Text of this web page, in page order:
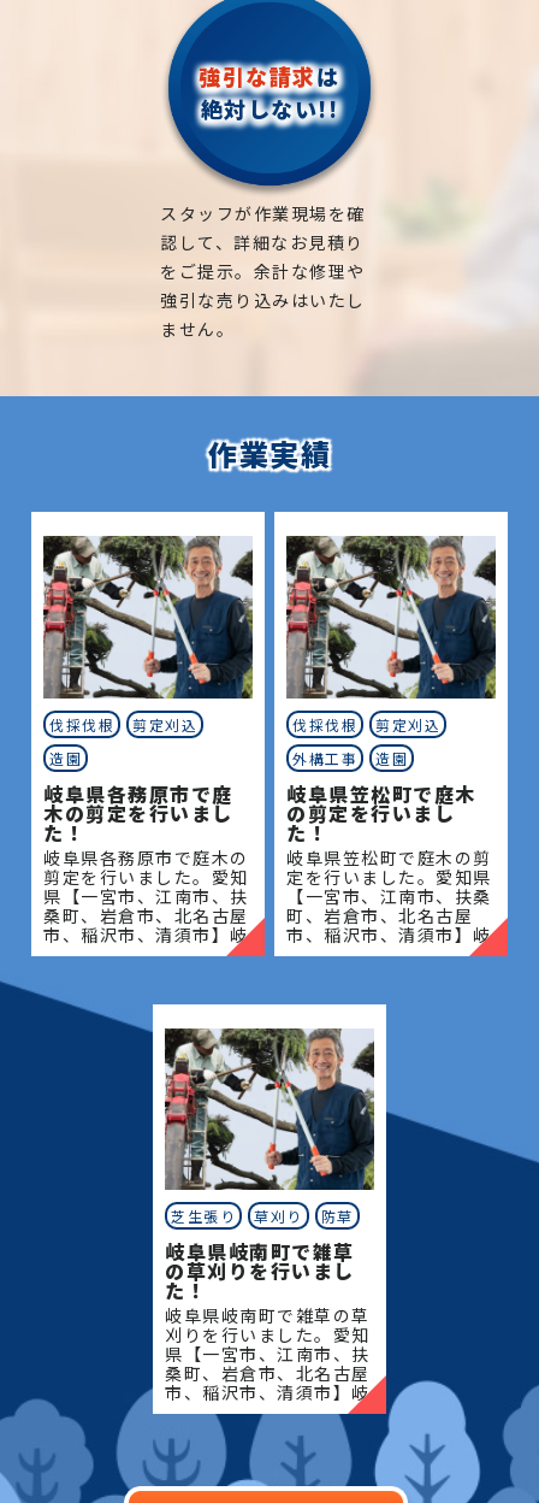
専門業者に依頼すれば、
安全・美しい仕上がり・処
費用相場や業者選びのポイントを知っておくと安心
「この木、そろそろ切った方がいいかも…」と思っ
一宮市対応の専門業者に無料相談して
みてはいかがでしょうか？
庭をもっと安全に、美しく。
有限会社中日本造園は、誠実な対応と高い技術力で、
一宮市での庭掃除は、中日本造園へお気軽にご相談
ください！
お見積り無料です
一宮市での庭掃除は、中日本造園へお気軽にご相談
7. 剪定を成功させるためのワンポイントアドバイス
目的を明確にする：景観維持なのか、成長抑制なの
かなど、目的に応じて剪定方法が異なります。
剪定後の管理も大切：剪定後は適切な施肥や害虫対
策を行うことで、庭木がより健康に育ちます。
長期的な視点で依頼する
：一度きりの剪定ではな
く、年間を通じた庭管理を考えると、結果的にコスト
ダウンにつながります。
8. まとめ｜一宮市で剪定業者を選ぶなら、経験豊富
な地元業者がおすすめ
剪定は、見た目の美しさだけでなく、庭木の健康と
安全を守るために欠かせない重要な作業です。
が豊富で、丁寧な対応をしてくれる業者を選ぶことが
有限会社中日本造園は、剪定から庭全体の管理まで
一宮市で剪定業者をお探しなら、有限会社中日本造
園へお気軽にご相談を！
外構工事・エクステリア工事も一式ご対応可能で
も多数ご紹介しておりますのでご覧くださ
は、気軽に何でも相談できる
【一宮市、江南市、扶桑町、岩倉市、北名古屋市、
稲沢市、清須市】
【岐阜市、各務原市、岐南町、笠松町、羽島市】
悩みにしっかりお答えして様々な問題を解決し、お
の魅力を引き出すためには、時間と手間をかける必
要があります。
豊富な経験と知識を活かして、皆様のお庭の魅力を最
大限に活かせるよう、しっかりサポートさせていた
だきます。
お庭や造園に関する疑問には相談に乗り、気になる費
用についても正確なお見積りをご提出させていただき
ます。
まずはお気軽に何なりとお問合せください。
松、スギ、クスノキ、くろがねもち、もみの木、どん
ぐりの木、竹、柿の木、オリーブ、もみじ、柿の木、
金木犀、アカシア、シダレエゴノキ、コニファー、
梅、かしの木、ブルーアイス、クチナシ、ナンテン、
木、桜、ゴールドクレスト、アオハダ、いちじく、椰
子の木、ゴールデンアカシア、紅葉、シマトネリコ、
グレープフルーツの木、カツラの木、柿、みかん、グ
ミ、エゴノキ、ハナミズキ、ジューンベリー、ヤマボ
ウシ、カイズカ、花梨、クロガネモチ、ベニカナメ、
サザンカ、ホルトノキ、つつじ、コデマリ
強引な請求は
絶対しない!!
スタッフが作業現場を確
認して、詳細なお見積り
をご提示。余計な修理や
強引な売り込みはいたし
ません。
作業実績
伐採伐根
剪定刈込
造園
岐阜県各務原市で庭
木の剪定を行いまし
た！
岐阜県各務原市で庭木の
剪定を行いました。愛知
県【一宮市、江南市、扶
桑町、岩倉市、北名古屋
市、稲沢市、清須市】岐
阜県【岐阜市、各務原
島市】地域密着で伐採・
抜根・剪定・草刈りなど
伐採伐根
剪定刈込
外構工事
造園
岐阜県笠松町で庭木
の剪定を行いまし
た！
岐阜県笠松町で庭木の剪
定を行いました。愛知県
【一宮市、江南市、扶桑
町、岩倉市、北名古屋
市、稲沢市、清須市】岐
阜県【岐阜市、各務原
抜根・剪定・草刈りなど
のお庭
芝生張り 草刈り 防草
岐阜県岐南町で雑草
の草刈りを行いまし
た！
岐阜県岐南町で雑草の草
刈りを行いました。愛知
県【一宮市、江南市、扶
桑町、岩倉市、北名古屋
市、稲沢市、清須市】岐
阜県【岐阜市、各務原
市、岐南町、笠松町、羽
島市】地域密着で伐採・
抜根・剪定・草刈りなど
のお